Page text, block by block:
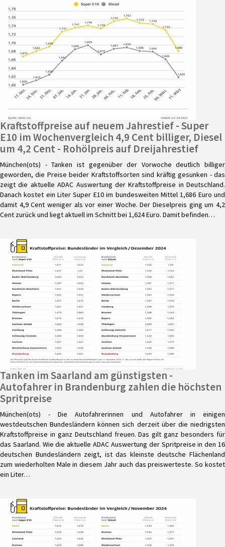
Kraftstoffpreise auf neuem Jahrestief - Super
E10 im Wochenvergleich 4,9 Cent billiger, Diesel
um 4,2 Cent - Rohölpreis auf Dreijahrestief
München(ots) - Tanken ist gegenüber der Vorwoche deutlich billiger
geworden, die Preise beider Kraftstoffsorten sind kräftig gesunken - das
zeigt die aktuelle ADAC Auswertung der Kraftstoffpreise in Deutschland.
Danach kostet ein Liter Super E10 im bundesweiten Mittel 1,686 Euro und
damit 4,9 Cent weniger als vor einer Woche. Der Dieselpreis ging um 4,2
Cent zurück und liegt aktuell im Schnitt bei 1,624 Euro. Damit befinden…
Tanken im Saarland am günstigsten -
Autofahrer in Brandenburg zahlen die höchsten
Spritpreise
München(ots) - Die Autofahrerinnen und Autofahrer in einigen
westdeutschen Bundesländern können sich derzeit über die niedrigsten
Kraftstoffpreise in ganz Deutschland freuen. Das gilt ganz besonders für
das Saarland. Wie die aktuelle ADAC Auswertung der Spritpreise in den 16
deutschen Bundesländern zeigt, ist das kleinste deutsche Flächenland
zum wiederholten Male in diesem Jahr auch das preiswerteste. So kostet
ein Liter…